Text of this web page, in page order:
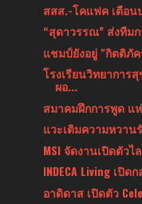
สสส.-โคแฟค เตือน
“สุดาวรรณ” ส่งทีม
แชมป์ยังอยู่ "กิตติภั
โรงเรียนวิทยาการ
ผอ...
สมาคมฝึกการพูด แห่
แวะเติมความหวา
MSI จัดงานเปิดตัว
INDECA Living เปิ
อาดิดาส เปิดตัว